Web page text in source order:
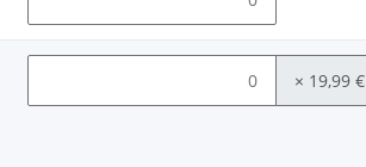
× 19,99 €